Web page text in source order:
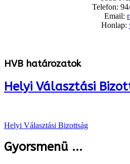
Telefon:
Email:
Honlap:
HVB határozatok
Helyi Választási
Helyi Választási Bizottság
Gyorsmenü ...